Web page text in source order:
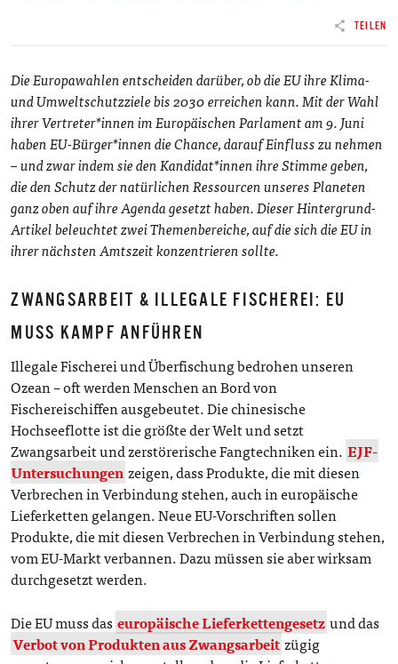
TEILEN
Die Europawahlen entscheiden darüber, ob die EU ihre Klima-
und Umweltschutzziele bis 2030 erreichen kann.Mit der Wahl
ihrer Vertreter*innen im Europäischen Parlament am 9. Juni
haben EU-Bürger*innen die Chance, darauf Einfluss zu nehmen
– und zwar indem sie den Kandidat*innen ihre Stimme geben,
die den Schutz der natürlichen Ressourcen unseres Planeten
ganz oben auf ihre Agenda gesetzt haben. Dieser Hintergrund-
Artikel beleuchtet zwei Themenbereiche, auf die sich die EU in
ihrer nächsten Amtszeit konzentrieren sollte.
ZWANGSARBEIT & ILLEGALE FISCHEREI: EU
MUSS KAMPF ANFÜHREN
Illegale Fischerei und Überfischung bedrohen unseren
Ozean – oft werden Menschen an Bord von
Fischereischiffen ausgebeutet. Die chinesische
Hochseeflotte ist die größte der Welt und setzt
Zwangsarbeit und zerstörerische Fangtechniken ein. EJF-
Untersuchungenzeigen, dass Produkte, die mit diesen
Verbrechen in Verbindung stehen, auch in europäische
Lieferketten gelangen. Neue EU-Vorschriften sollen
Produkte, die mit diesen Verbrechen in Verbindung stehen,
vom EU-Markt verbannen. Dazu müssen sie aber wirksam
durchgesetzt werden.
Die EU muss das europäische Lieferkettengesetzund das
Verbot von Produkten aus Zwangsarbeitzügig